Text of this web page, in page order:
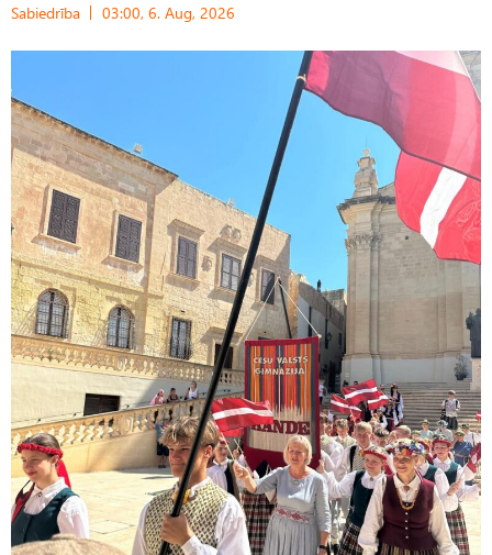
Sabiedrība 03:00, 6. Aug, 2026